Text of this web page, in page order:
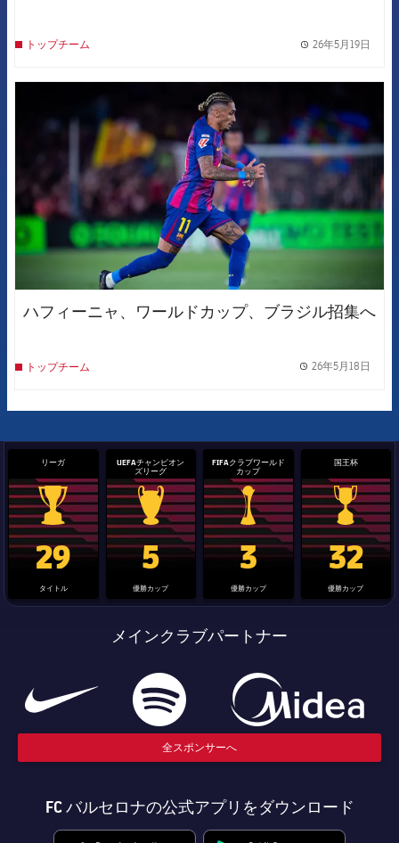
トップチーム 26年5月19日
FCB Barcelona badge
ハフィーニャ、ワールドカップ、ブラジル招集へ
トップチーム 26年5月18日
リーガ
La Liga trophy
29
タイトル
UEFAチャンピオン
ズリーグ
Champions League trophy
5
優勝カップ
FIFAクラブワールド
カップ
label.aria.clubworldcup
3
優勝カップ
国王杯
国王杯
32
優勝カップ
メインクラブパートナー
全スポンサーへ
FC バルセロナの公式アプリをダウンロード